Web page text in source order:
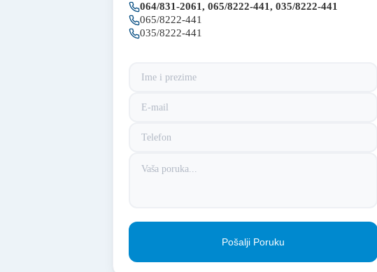
064/831-2061, 065/8222-441, 035/8222-441
065/8222-441
035/8222-441
Pošalji Poruku